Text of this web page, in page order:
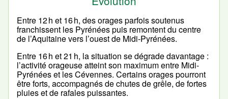
Entre 12 h et 16 h, des orages parfois soutenus
franchissent les Pyrénées puis remontent du centre
de l’Aquitaine vers l’ouest de Midi-Pyrénées.
Entre 16 h et 21 h, la situation se dégrade davantage :
l’activité orageuse atteint son maximum entre Midi-
Pyrénées et les Cévennes. Certains orages pourront
être forts, accompagnés de chutes de grêle, de fortes
pluies et de rafales puissantes.